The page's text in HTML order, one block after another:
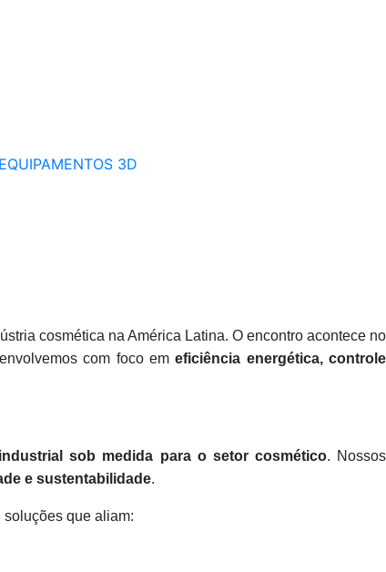
EQUIPAMENTOS 3D
cosmética na América Latina. O encontro acontece no
com foco emeficiência energética, controle
sob medida para o setor cosmético. Nossos
e sustentabilidade.
que aliam: